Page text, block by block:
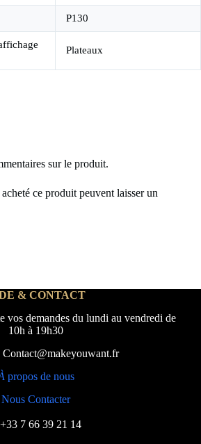
P130
Plateaux
sur le produit.
ce produit peuvent laisser un
& CONTACT
vos demandes du lundi au vendredi de
10h à 19h30
Contact@makeyouwant.fr
propos de nous
Nous Contacter
7 66 39 21 14